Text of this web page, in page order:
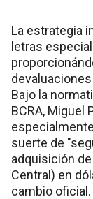
La estrategia
letras
Bajo la
BCRA, Miguel
suerte de
adquisición
Central) en
cambio oficial.